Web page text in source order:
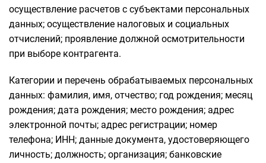
осуществление расчетов с субъектами персональных
данных; осуществление налоговых и социальных
отчислений; проявление должной осмотрительности
при выборе контрагента.
Категории и перечень обрабатываемых персональных
данных: фамилия, имя, отчество; год рождения; месяц
рождения; дата рождения; место рождения; адрес
электронной почты; адрес регистрации; номер
телефона; ИНН; данные документа, удостоверяющего
личность; должность; организация; банковские